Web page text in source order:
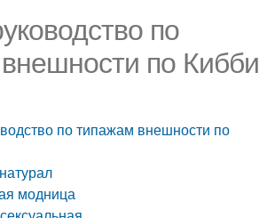
по
по Кибби
по типажам внешности по
модница